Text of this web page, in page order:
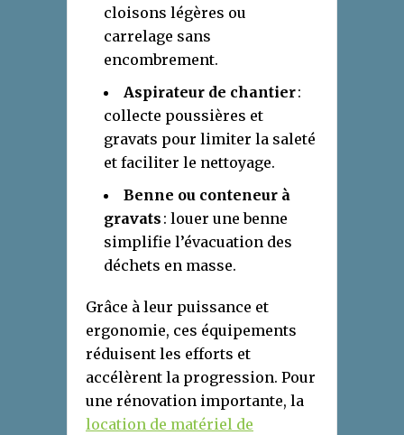
cloisons légères ou
carrelage sans
encombrement.
Aspirateur de chantier:
collecte poussières et
gravats pour limiter la saleté
et faciliter le nettoyage.
Benne ou conteneur à
gravats : louer une benne
simplifie l’évacuation des
déchets en masse.
Grâce à leur puissance et
ergonomie, ces équipements
réduisent les efforts et
accélèrent la progression. Pour
une rénovation importante, la
location de matériel de